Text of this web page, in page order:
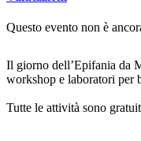
Questo evento non è
Il giorno dell’Epifania da
workshop e laboratori per
Tutte le attività sono